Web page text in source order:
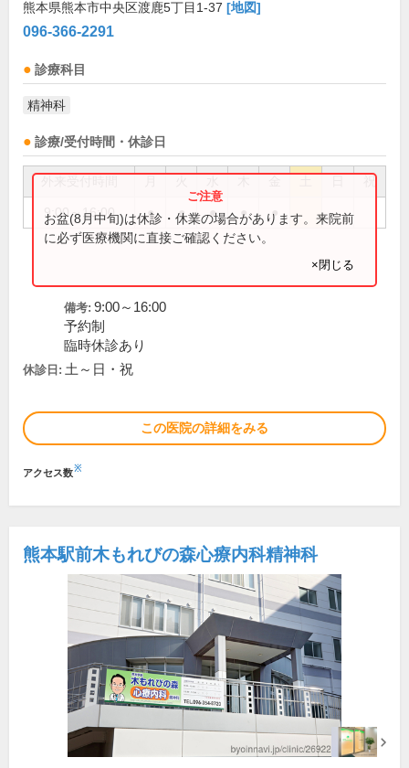
熊本県熊本市中央区渡鹿5丁目1-37 [地図]
096-366-2291
診療科目
精神科
診療/受付時間・休診日
祝
9:00～16:00 ● ● ● ● ●
お盆(8月中旬)は休診・休業の場合があります。来院前
に必ず医療機関に直接ご確認ください。
×閉じる
備考: 9:00～16:00
予約制
臨時休診あり
休診日: 土～日・祝
この医院の詳細をみる
アクセス数※
熊本駅前木もれびの森心療内科精神科